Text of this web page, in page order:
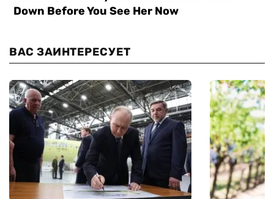
ВАС ЗАИНТЕРЕСУЕТ